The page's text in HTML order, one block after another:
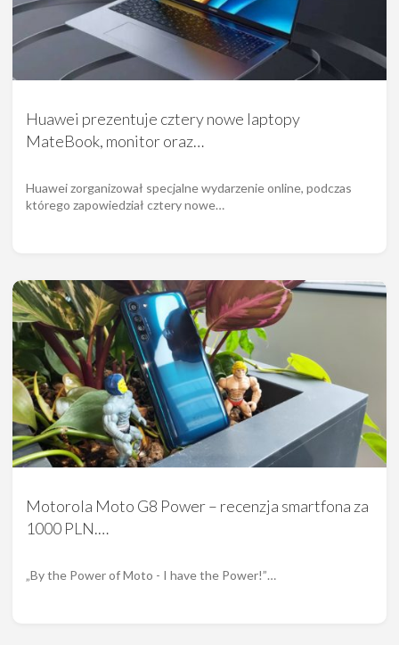
Huawei prezentuje cztery nowe laptopy
MateBook, monitor oraz…
Huawei zorganizował specjalne wydarzenie online, podczas
którego zapowiedział cztery nowe…
Motorola Moto G8 Power – recenzja smartfona za
1000 PLN.…
„By the Power of Moto - I have the Power!”…